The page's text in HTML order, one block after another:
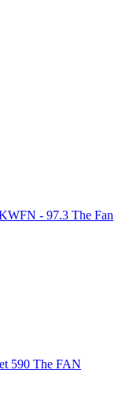
- 97.3 The Fan
590 The FAN